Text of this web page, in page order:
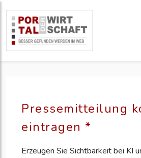
Pressemitteilung
eintragen *
Erzeugen Sie Sichtbarkeit bei KI